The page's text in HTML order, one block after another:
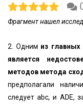
Фрагмент нашел
2. Одним из главных
является
методов метода
предполагали
следует abc, и ADE,